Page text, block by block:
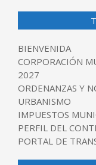
BIENVENIDA
CORPORACIÓN
2027
ORDENANZAS Y
URBANISMO
IMPUESTOS
PERFIL DEL
PORTAL DE